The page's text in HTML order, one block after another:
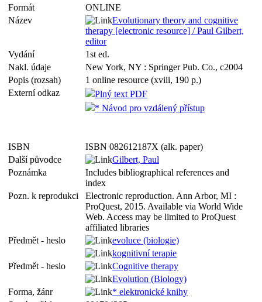
Formát
ONLINE
Název
Evolutionary theory and cognitive
therapy [electronic resource] / Paul Gilbert,
editor
Vydání
1st ed.
Nakl. údaje
New York, NY : Springer Pub. Co., c2004
Popis (rozsah)
1 online resource (xviii, 190 p.)
Externí odkaz
Plný text PDF
* Návod pro vzdálený přístup
ISBN
ISBN 082612187X (alk. paper)
Další původce
Gilbert, Paul
Poznámka
Includes bibliographical references and
index
Pozn. k reprodukci
Electronic reproduction. Ann Arbor, MI :
ProQuest, 2015. Available via World Wide
Web. Access may be limited to ProQuest
affiliated libraries
Předmět - heslo
evoluce (biologie)
kognitivní terapie
Předmět - heslo
Cognitive therapy
Evolution (Biology)
Forma, žánr
* elektronické knihy